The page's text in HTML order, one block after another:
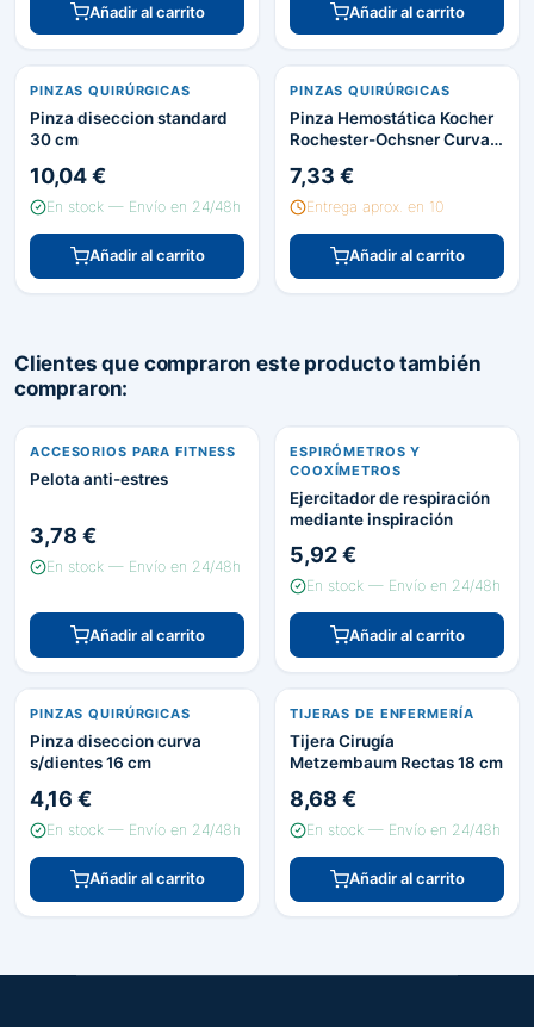
Añadir al carrito Añadir al carrito
PINZAS QUIRÚRGICAS
Pinza diseccion standard
30 cm
10,04 €
En stock — Envío en 24/48h
Añadir al carrito
PINZAS QUIRÚRGICAS
Pinza Hemostática Kocher
Rochester-Ochsner Curva
7,33 €
Entrega aprox. en 10
Añadir al carrito
Clientes que compraron este producto también
compraron:
ACCESORIOS PARA FITNESS
Pelota anti-estres
3,78 €
En stock — Envío en 24/48h
Añadir al carrito
ESPIRÓMETROS Y
COOXÍMETROS
Ejercitador de respiración
mediante inspiración
5,92 €
En stock — Envío en 24/48h
Añadir al carrito
PINZAS QUIRÚRGICAS
Pinza diseccion curva
s/dientes 16 cm
4,16 €
En stock — Envío en 24/48h
Añadir al carrito
TIJERAS DE ENFERMERÍA
Tijera Cirugía
Metzembaum Rectas 18 cm
8,68 €
En stock — Envío en 24/48h
Añadir al carrito